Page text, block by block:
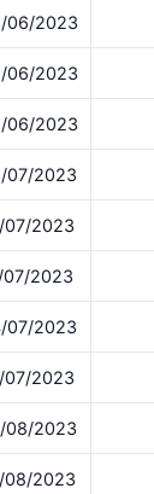
06/2023
06/2023
06/2023
07/2023
07/2023
07/2023
07/2023
07/2023
08/2023
08/2023